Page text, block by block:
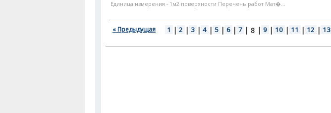
Единица измерения - 1м2 поверхности Перечень работ Мат�...
« Предыдущая 1 | 2 | 3 | 4 | 5 | 6 | 7 | 8 | 9 | 10 | 11 | 12 | 13